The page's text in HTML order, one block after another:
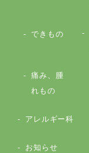
できもの
痛み、腫
れもの
アレルギー科
お知らせ